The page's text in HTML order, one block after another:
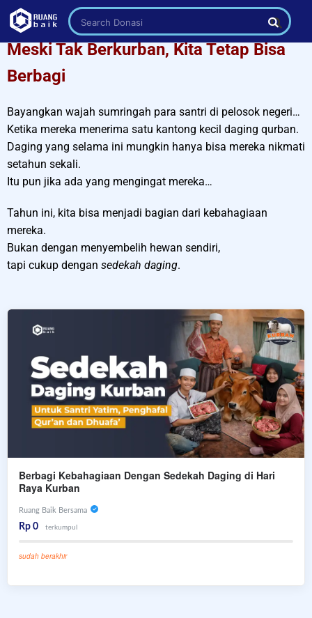
Search Donasi
Meski Tak Berkurban, Kita Tetap Bisa
Berbagi
Bayangkan wajah sumringah para santri di pelosok negeri…
Ketika mereka menerima satu kantong kecil daging qurban.
Daging yang selama ini mungkin hanya bisa mereka nikmati
setahun sekali.
Itu pun jika ada yang mengingat mereka…
Tahun ini, kita bisa menjadi bagian dari kebahagiaan
mereka.
Bukan dengan menyembelih hewan sendiri,
tapi cukup dengan sedekah daging.
Berbagi Kebahagiaan Dengan Sedekah Daging di Hari
Raya Kurban
Ruang Baik Bersama
Rp 0 terkumpul
sudah berakhir